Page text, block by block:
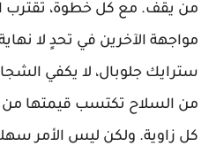
من يقف. مع كل خطوة، تقترب
مواجهة الآخرين في تحدٍ لا
سترايك جلوبال، لا يكفي
من السلاح تكتسب قيمتها من
كل زاوية. ولكن ليس الأمر